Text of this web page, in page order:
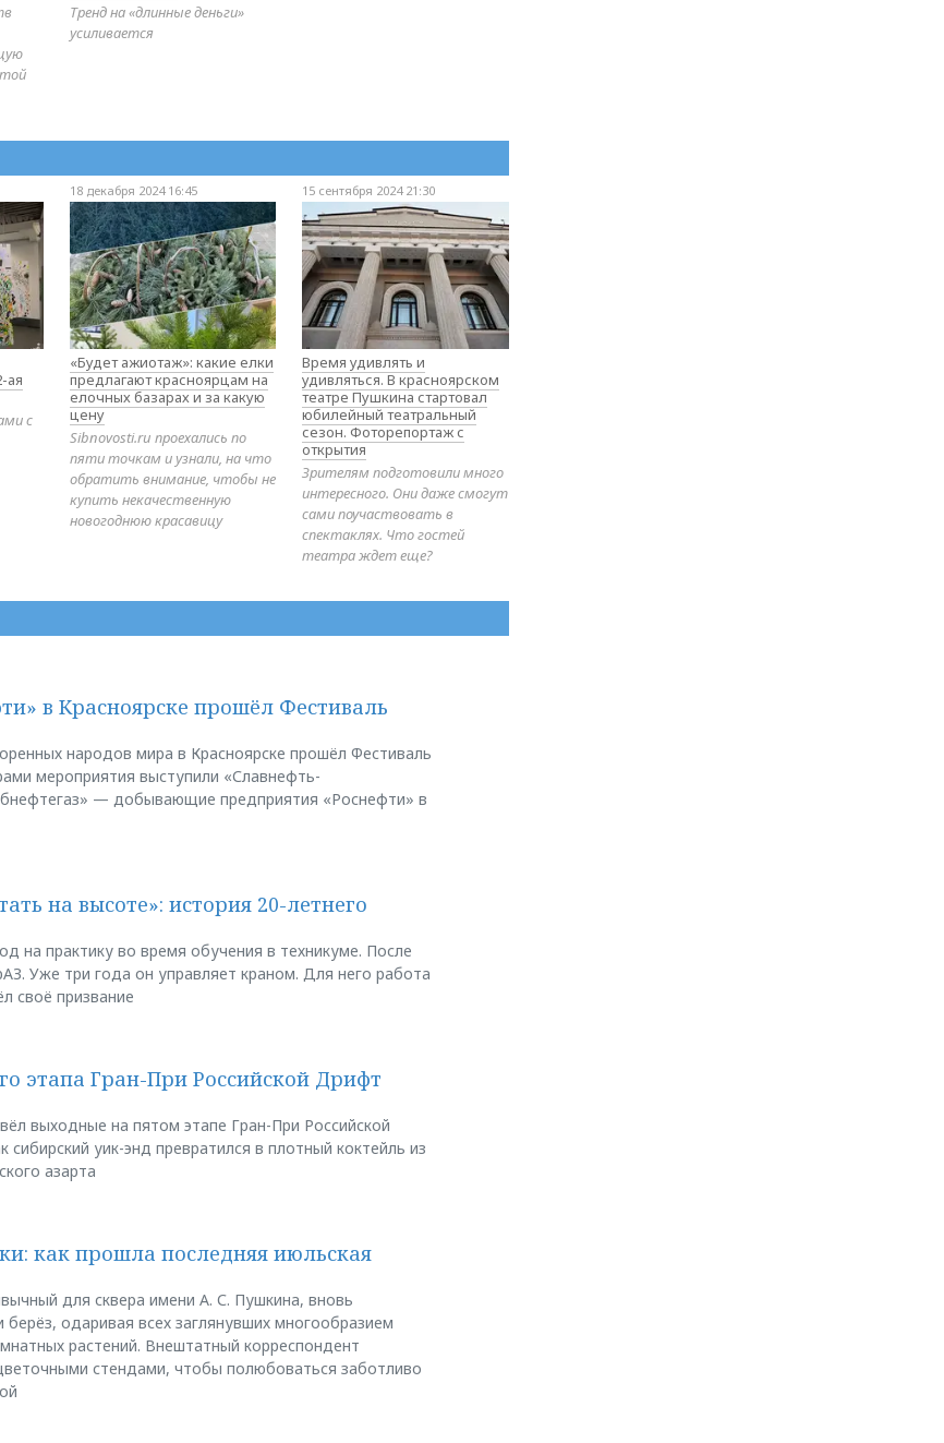
Тренд на «длинные деньги»
усиливается
ая
с
18 декабря 2024 16:45
«Будет ажиотаж»: какие елки
предлагают красноярцам на
елочных базарах и за какую
цену
Sibnovosti.ru проехались по
пяти точкам и узнали, на что
обратить внимание, чтобы не
купить некачественную
новогоднюю красавицу
15 сентября 2024 21:30
Время удивлять и
удивляться. В красноярском
театре Пушкина стартовал
юбилейный театральный
сезон. Фоторепортаж с
открытия
Зрителям подготовили много
интересного. Они даже смогут
сами поучаствовать в
спектаклях. Что гостей
театра ждет еще?
в Красноярске прошёл Фестиваль
народов мира в Красноярске прошёл Фестиваль
мероприятия выступили «Славнефть-
— добывающие предприятия «Роснефти» в
на высоте»: история 20-летнего
на практику во время обучения в техникуме. После
Уже три года он управляет краном. Для него работа
своё призвание
этапа Гран-При Российской Дрифт
выходные на пятом этапе Гран-При Российской
сибирский уик-энд превратился в плотный коктейль из
азарта
как прошла последняя июльская
для сквера имени А. С. Пушкина, вновь
одаривая всех заглянувших многообразием
растений. Внештатный корреспондент
стендами, чтобы полюбоваться заботливо